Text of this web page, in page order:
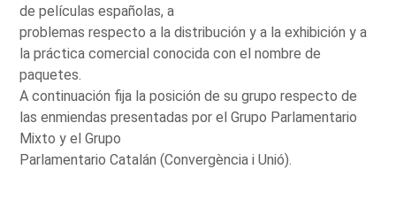
de películas españolas, a
problemas respecto a la distribución y a la exhibición y a
la práctica comercial conocida con el nombre de
paquetes.
A continuación fija la posición de su grupo respecto de
las enmiendas presentadas por el Grupo Parlamentario
Mixto y el Grupo
Parlamentario Catalán (Convergència i Unió).